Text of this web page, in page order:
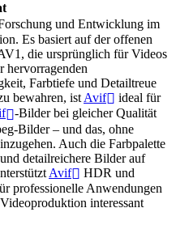
und Entwicklung im
Es basiert auf der offenen
die ursprünglich für Videos
hervorragenden
Farbtiefe und Detailtreue
bewahren, ist Avif
ideal für
-Bilder bei gleicher Qualität
Bilder – und das, ohne
Auch die Farbpalette
detailreichere Bilder auf
Avif
HDR und
professionelle Anwendungen
interessant